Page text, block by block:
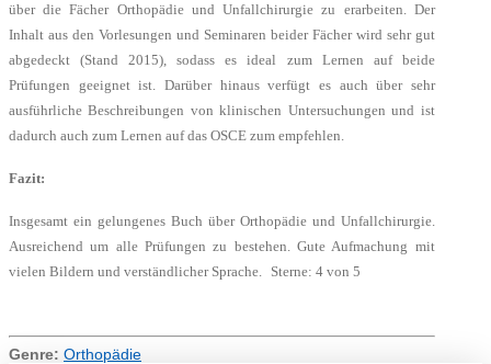
über die Fächer Orthopädie und Unfallchirurgie zu erarbeiten. Der
Inhalt aus den Vorlesungen und Seminaren beider Fächer wird sehr gut
abgedeckt (Stand 2015), sodass es ideal zum Lernen auf beide
Prüfungen geeignet ist. Darüber hinaus verfügt es auch über sehr
ausführliche Beschreibungen von klinischen Untersuchungen und ist
dadurch auch zum Lernen auf das OSCE zum empfehlen.
Fazit:
Insgesamt ein gelungenes Buch über Orthopädie und Unfallchirurgie.
Ausreichend um alle Prüfungen zu bestehen. Gute Aufmachung mit
vielen Bildern und verständlicher Sprache. Sterne: 4 von 5
Genre: Orthopädie